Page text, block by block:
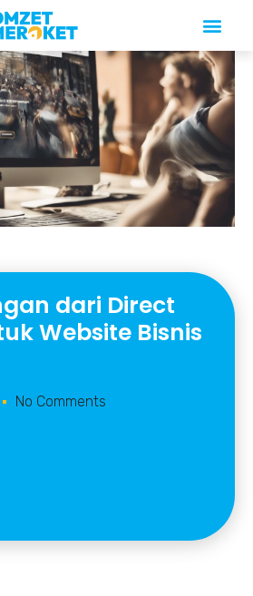
dari Direct
Website Bisnis
No Comments